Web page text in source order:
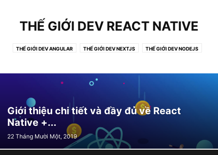
THẾ GIỚI DEV REACT NATIVE
THẾ GIỚI DEV ANGULAR THẾ GIỚI DEV NEXTJS THẾ GIỚI DEV NODEJS
THẾ GIỚI DEV REACTJS THẾ GIỚI DEV RUBY ON RAILS THẾ GIỚI FLUTTER
THẾ GIỚI VUEJS
Giới thiệu chi tiết và đầy đủ về React
Native +...
22 Tháng Mười Một, 2019